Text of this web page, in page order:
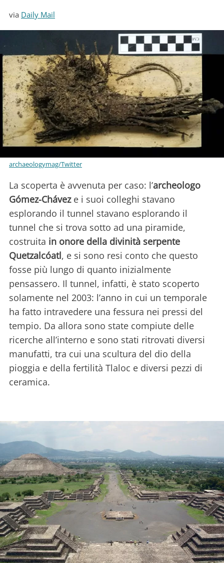
via Daily Mail
archaeologymag/Twitter
La scoperta è avvenuta per caso: l’archeologo
Gómez-Cháveze i suoi colleghi stavano
esplorando il tunnel stavano esplorando il
tunnel che si trova sotto ad una piramide,
costruita in onore della divinità serpente
Quetzalcóatl, e si sono resi conto che questo
fosse più lungo di quanto inizialmente
pensassero. Il tunnel, infatti, è stato scoperto
solamente nel 2003: l’anno in cui un temporale
ha fatto intravedere una fessura nei pressi del
tempio. Da allora sono state compiute delle
ricerche all’interno e sono stati ritrovati diversi
manufatti, tra cui una scultura del dio della
pioggia e della fertilità Tlaloc e diversi pezzi di
ceramica.